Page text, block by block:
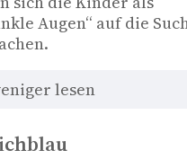
Augen“ auf die
lesen